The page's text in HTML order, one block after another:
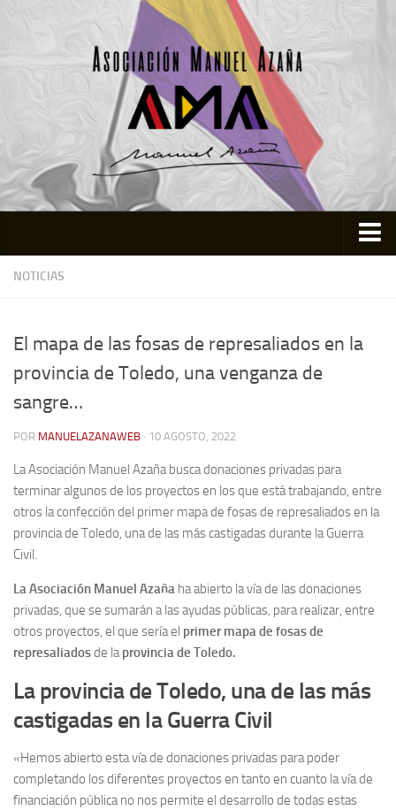
Inicio
Quienes somos
Actividades
Investigación previa de la represión en Talavera de la Reina (1937-
1947).
Informe Represión en Toledo 1936-1947 | Buscador
Enciclopedia Republicana
Militantes históricos IR
Personajes republicanos
Izquierda Republicana. Agrupaciones y Militantes (1934-1939)
Izquierda Republicana. Navarra
Archivo histórico
NOTICIAS
El mapa de las fosas de represaliados en la
provincia de Toledo, una venganza de
sangre…
POR MANUELAZANAWEB · 10 AGOSTO, 2022
La Asociación Manuel Azaña busca donaciones privadas para
terminar algunos de los proyectos en los que está trabajando, entre
otros la confección del primer mapa de fosas de represaliados en la
provincia de Toledo, una de las más castigadas durante la Guerra
Civil.
La Asociación Manuel Azaña ha abierto la vía de las donaciones
privadas, que se sumarán a las ayudas públicas, para realizar, entre
otros proyectos, el que sería el primer mapa de fosas de
represaliadosde laprovincia de Toledo.
La provincia de Toledo, una de las más
castigadas en la Guerra Civil
«Hemos abierto esta vía de donaciones privadas para poder
completando los diferentes proyectos en tanto en cuanto la vía de
financiación pública no nos permite el desarrollo de todas estas